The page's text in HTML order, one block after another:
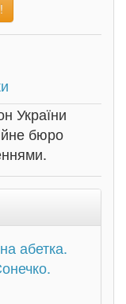
України
бюро